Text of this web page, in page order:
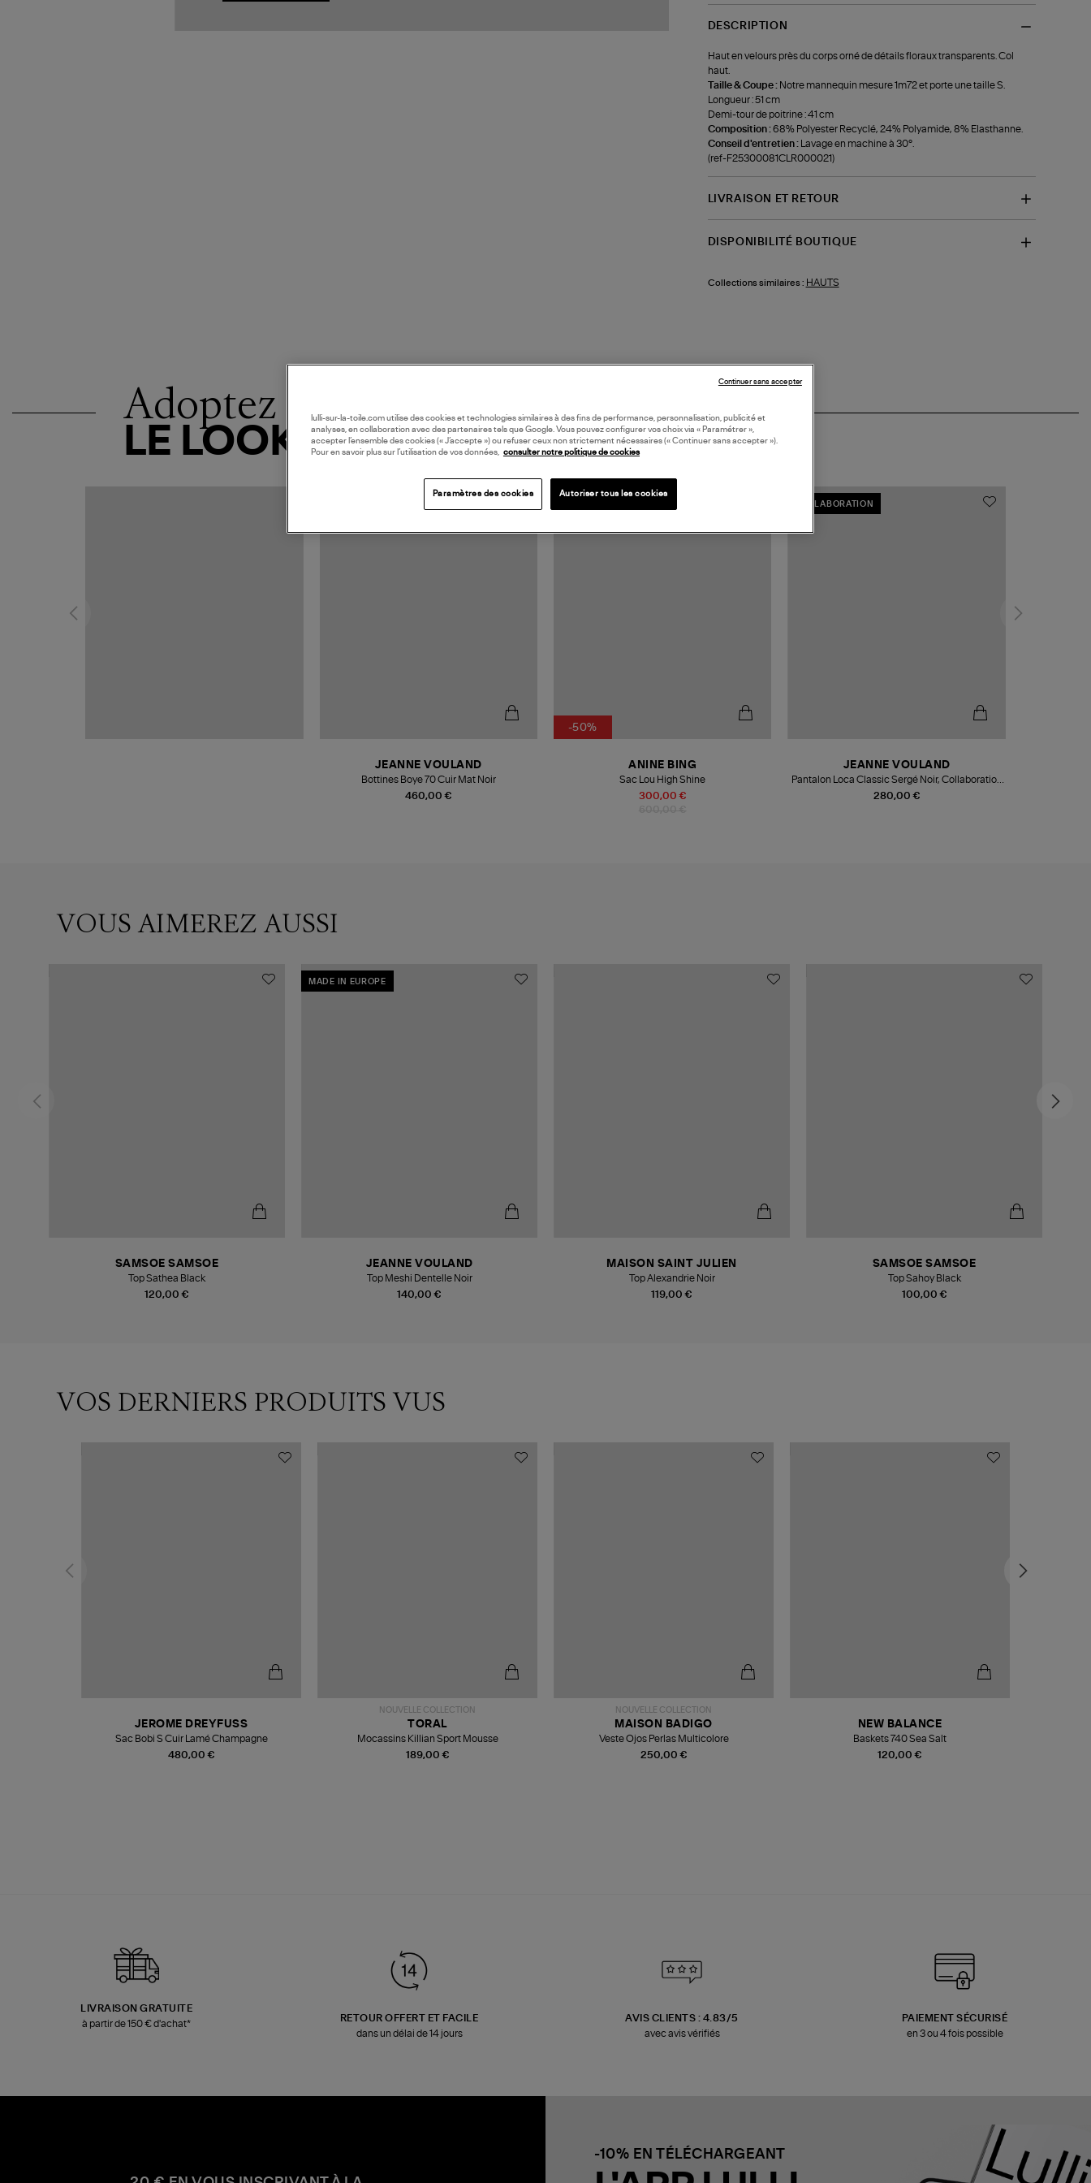
DESCRIPTION
Haut en velours près du corps orné de détails floraux transparents. Col
haut.
Taille & Coupe : Notre mannequin mesure 1m72 et porte une taille S.
Longueur : 51 cm
Demi-tour de poitrine : 41 cm
Composition :68% Polyester Recyclé, 24% Polyamide, 8% Elasthanne.
Conseil d'entretien :
Lavage en machine à 30°.
(ref-F25300081CLR000021)
LIVRAISON ET RETOUR
DISPONIBILITÉ BOUTIQUE
Collections similaires : HAUTS
Adoptez
LE LOOK
460,00 €
JEANNE VOULAND
Bottines Boye 70 Cuir Mat Noir
-50%
300,00 €
ANINE BING
Sac Lou High Shine
COLLABORATION
280,00 €
JEANNE VOULAND
Pantalon Loca Classic Sergé Noir, Collaboration
JV x Véronika Loubry
VOUS AIMEREZ AUSSI
120,00 €
SAMSOE SAMSOE
Top Sathea Black
MADE IN EUROPE
140,00 €
JEANNE VOULAND
Top Meshi Dentelle Noir
119,00 €
MAISON SAINT JULIEN
Top Alexandrie Noir
100,00 €
SAMSOE SAMSOE
Top Sahoy Black
VOS DERNIERS PRODUITS VUS
480,00 €
JEROME DREYFUSS
Sac Bobi S Cuir Lamé Champagne
NOUVELLE COLLECTION
189,00 €
TORAL
Mocassins Killian Sport Mousse
NOUVELLE COLLECTION
250,00 €
MAISON BADIGO
Veste Ojos Perlas Multicolore
120,00 €
NEW BALANCE
Baskets 740 Sea Salt
LIVRAISON GRATUITE
à partir de 150 € d'achat*
RETOUR OFFERT ET FACILE
dans un délai de 14 jours
AVIS CLIENTS : 4.83/5
avec avis vérifiés
PAIEMENT SÉCURISÉ
en 3 ou 4 fois possible
-10% EN TÉLÉCHARGEANT
lulli-sur-la-toile.com utilise des cookies et technologies similaires à des fins de performance, personnalisation, publicité et
analyses, en collaboration avec des partenaires tels que Google. Vous pouvez configurer vos choix via « Paramétrer »,
accepter l’ensemble des cookies (« J’accepte ») ou refuser ceux non strictement nécessaires (« Continuer sans accepter »).
Pour en savoir plus sur l’utilisation de vos données, consulter notre politique de cookies
Paramètres des cookies Autoriser tous les cookies
Continuer sans accepter